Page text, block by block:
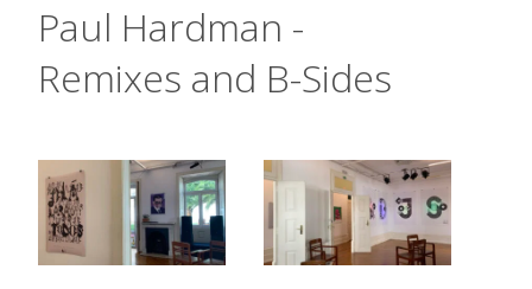
Paul Hardman -
Remixes and B-Sides